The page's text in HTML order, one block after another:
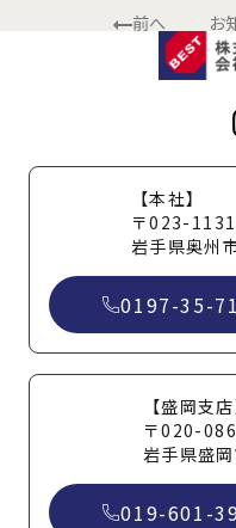
前へ お
【本社】
〒023-1131
岩手県奥州
0197-35-
【盛岡支店
〒020-
岩手県盛
019-601-